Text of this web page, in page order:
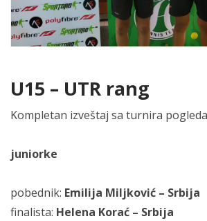
U15 – UTR rang
Kompletan izveštaj sa turnira
juniorke
pobednik: Emilija Miljković – Srbija
finalista: Helena Korać – Srbija